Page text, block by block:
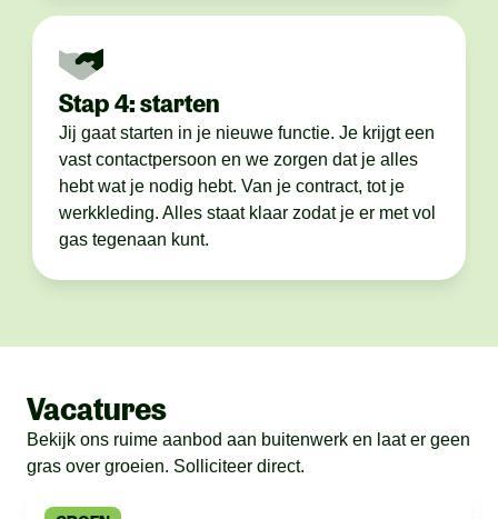
Stap 4: starten
Jij gaat starten in je nieuwe functie. Je krijgt een
vast contactpersoon en we zorgen dat je alles
hebt wat je nodig hebt. Van je contract, tot je
werkkleding. Alles staat klaar zodat je er met vol
gas tegenaan kunt.
Vacatures
Bekijk ons ruime aanbod aan buitenwerk en laat er geen
gras over groeien. Solliciteer direct.